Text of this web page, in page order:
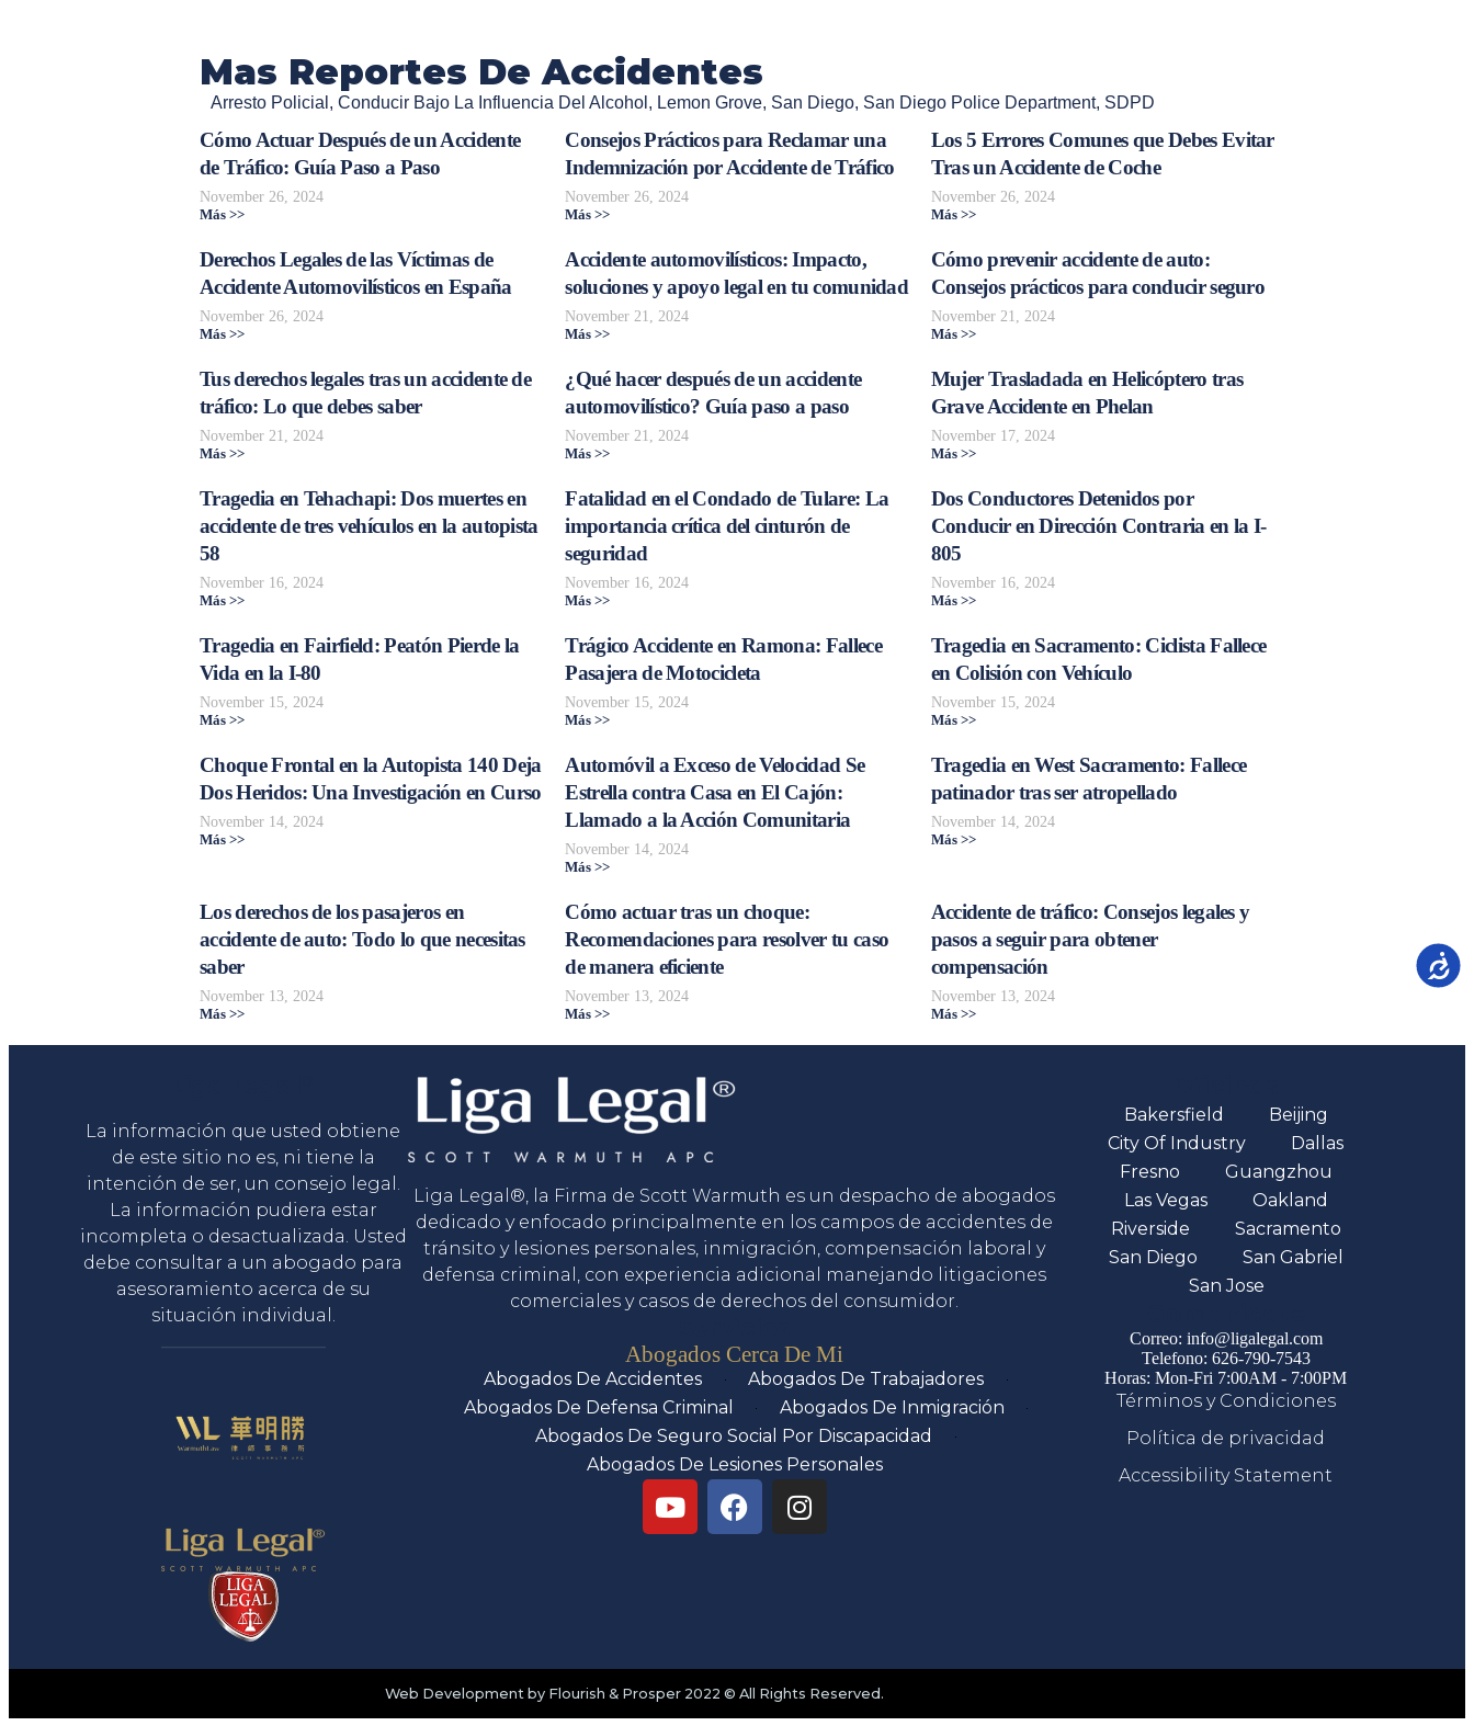
Mas Reportes De Accidentes
Arresto Policial , Conducir Bajo La Influencia Del Alcohol , Lemon Grove, San Diego, San Diego Police Department, SDPD
Cómo Actuar Después de un Accidente
de Tráfico: Guía Paso a Paso
November 26, 2024
Más >>
Consejos Prácticos para Reclamar una
Indemnización por Accidente de Tráfico
November 26, 2024
Más >>
Los 5 Errores Comunes que Debes Evitar
Tras un Accidente de Coche
November 26, 2024
Más >>
Derechos Legales de las Víctimas de
Accidente Automovilísticos en España
November 26, 2024
Más >>
Accidente automovilísticos: Impacto,
soluciones y apoyo legal en tu comunidad
November 21, 2024
Más >>
Cómo prevenir accidente de auto:
Consejos prácticos para conducir seguro
November 21, 2024
Más >>
Tus derechos legales tras un accidente de
tráfico: Lo que debes saber
November 21, 2024
Más >>
¿Qué hacer después de un accidente
automovilístico? Guía paso a paso
November 21, 2024
Más >>
Mujer Trasladada en Helicóptero tras
Grave Accidente en Phelan
November 17, 2024
Más >>
Tragedia en Tehachapi: Dos muertes en
accidente de tres vehículos en la autopista
58
November 16, 2024
Más >>
Fatalidad en el Condado de Tulare: La
importancia crítica del cinturón de
seguridad
November 16, 2024
Más >>
Dos Conductores Detenidos por
Conducir en Dirección Contraria en la I-
805
November 16, 2024
Más >>
Tragedia en Fairfield: Peatón Pierde la
Vida en la I-80
November 15, 2024
Más >>
Trágico Accidente en Ramona: Fallece
Pasajera de Motocicleta
November 15, 2024
Más >>
Tragedia en Sacramento: Ciclista Fallece
en Colisión con Vehículo
November 15, 2024
Más >>
Choque Frontal en la Autopista 140 Deja
Dos Heridos: Una Investigación en Curso
November 14, 2024
Más >>
Automóvil a Exceso de Velocidad Se
Estrella contra Casa en El Cajón:
Llamado a la Acción Comunitaria
November 14, 2024
Más >>
Tragedia en West Sacramento: Fallece
patinador tras ser atropellado
November 14, 2024
Más >>
Los derechos de los pasajeros en
accidente de auto: Todo lo que necesitas
saber
November 13, 2024
Más >>
Cómo actuar tras un choque:
Recomendaciones para resolver tu caso
de manera eficiente
November 13, 2024
Más >>
Accidente de tráfico: Consejos legales y
pasos a seguir para obtener
compensación
November 13, 2024
Más >>
La información que usted obtiene
de este sitio no es, ni tiene la
intención de ser, un consejo legal.
La información pudiera estar
incompleta o desactualizada. Usted
debe consultar a un abogado para
asesoramiento acerca de su
situación individual.
Liga Legal®, la Firma de Scott Warmuth es un despacho de abogados
dedicado y enfocado principalmente en los campos de accidentes de
tránsito y lesiones personales, inmigración, compensación laboral y
defensa criminal, con experiencia adicional manejando litigaciones
comerciales y casos de derechos del consumidor.
Abogados Cerca De Mi
Abogados De Accidentes
Abogados De Trabajadores
Abogados De Defensa Criminal
Abogados De Inmigración
Abogados De Seguro Social Por Discapacidad
Abogados De Lesiones Personales
Bakersfield
Beijing
City Of Industry
Dallas
Fresno
Guangzhou
Las Vegas
Oakland
Riverside
Sacramento
San Diego
San Gabriel
San Jose
Correo: info@ligalegal.com
Telefono: 626-790-7543
Horas: Mon-Fri 7:00AM - 7:00PM
Términos y Condiciones
Política de privacidad
Accessibility Statement
Web Development by Flourish & Prosper 2022 © All Rights Reserved.